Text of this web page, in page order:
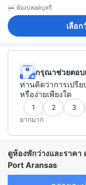
ห้องปลอดบุหรี่
เลือ
กรุณาช่วยตอบ
ท่านคิดว่าการเปรี
หรือง่ายเพียงใด
1 2 3
ยากมาก
ดูห้องพักว่างและราค
Port Aransas